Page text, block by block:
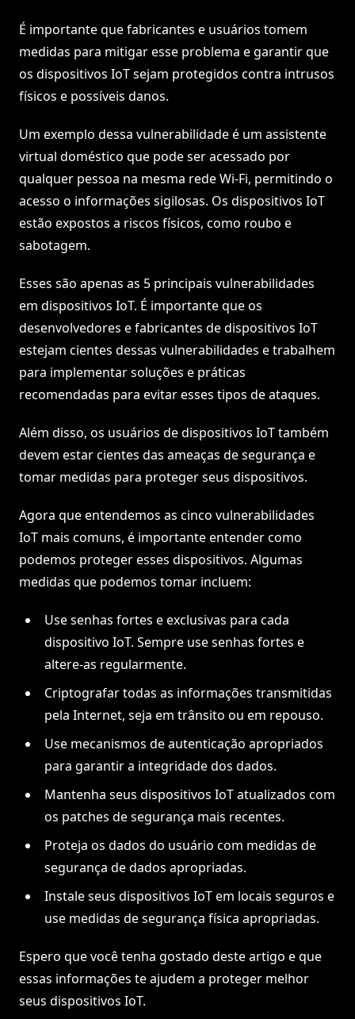
É importante que fabricantes e usuários tomem
medidas para mitigar esse problema e garantir que
os dispositivos IoT sejam protegidos contra intrusos
físicos e possíveis danos.
Um exemplo dessa vulnerabilidade é um assistente
virtual doméstico que pode ser acessado por
qualquer pessoa na mesma rede Wi-Fi, permitindo o
acesso o informações sigilosas. Os dispositivos IoT
estão expostos a riscos físicos, como roubo e
sabotagem.
Esses são apenas as 5 principais vulnerabilidades
em dispositivos IoT. É importante que os
desenvolvedores e fabricantes de dispositivos IoT
estejam cientes dessas vulnerabilidades e trabalhem
para implementar soluções e práticas
recomendadas para evitar esses tipos de ataques.
Além disso, os usuários de dispositivos IoT também
devem estar cientes das ameaças de segurança e
tomar medidas para proteger seus dispositivos.
Agora que entendemos as cinco vulnerabilidades
IoT mais comuns, é importante entender como
podemos proteger esses dispositivos. Algumas
medidas que podemos tomar incluem:
Use senhas fortes e exclusivas para cada
dispositivo IoT. Sempre use senhas fortes e
altere-as regularmente.
Criptografar todas as informações transmitidas
pela Internet, seja em trânsito ou em repouso.
Use mecanismos de autenticação apropriados
para garantir a integridade dos dados.
Mantenha seus dispositivos IoT atualizados com
os patches de segurança mais recentes.
Proteja os dados do usuário com medidas de
segurança de dados apropriadas.
Instale seus dispositivos IoT em locais seguros e
use medidas de segurança física apropriadas.
Espero que você tenha gostado deste artigo e que
essas informações te ajudem a proteger melhor
seus dispositivos IoT.